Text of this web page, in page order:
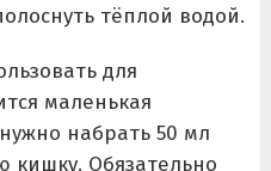
тёплой водой.
для
маленькая
набрать 50 мл
кишку. Обязательно